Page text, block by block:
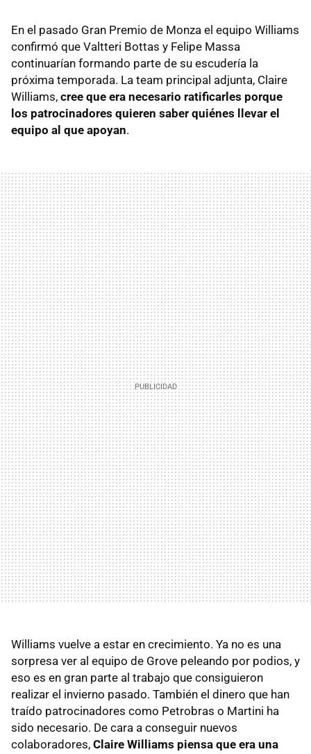
En el pasado Gran Premio de Monza el equipo Williams
confirmó que Valtteri Bottas y Felipe Massa
continuarían formando parte de su escudería la
próxima temporada. La team principal adjunta, Claire
Williams, cree que era necesario ratificarles porque
los patrocinadores quieren saber quiénes llevar el
equipo al que apoyan.
Williams vuelve a estar en crecimiento. Ya no es una
sorpresa ver al equipo de Grove peleando por podios, y
eso es en gran parte al trabajo que consiguieron
realizar el invierno pasado. También el dinero que han
traído patrocinadores como Petrobras o Martini ha
sido necesario. De cara a conseguir nuevos
colaboradores, Claire Williams piensa que era una